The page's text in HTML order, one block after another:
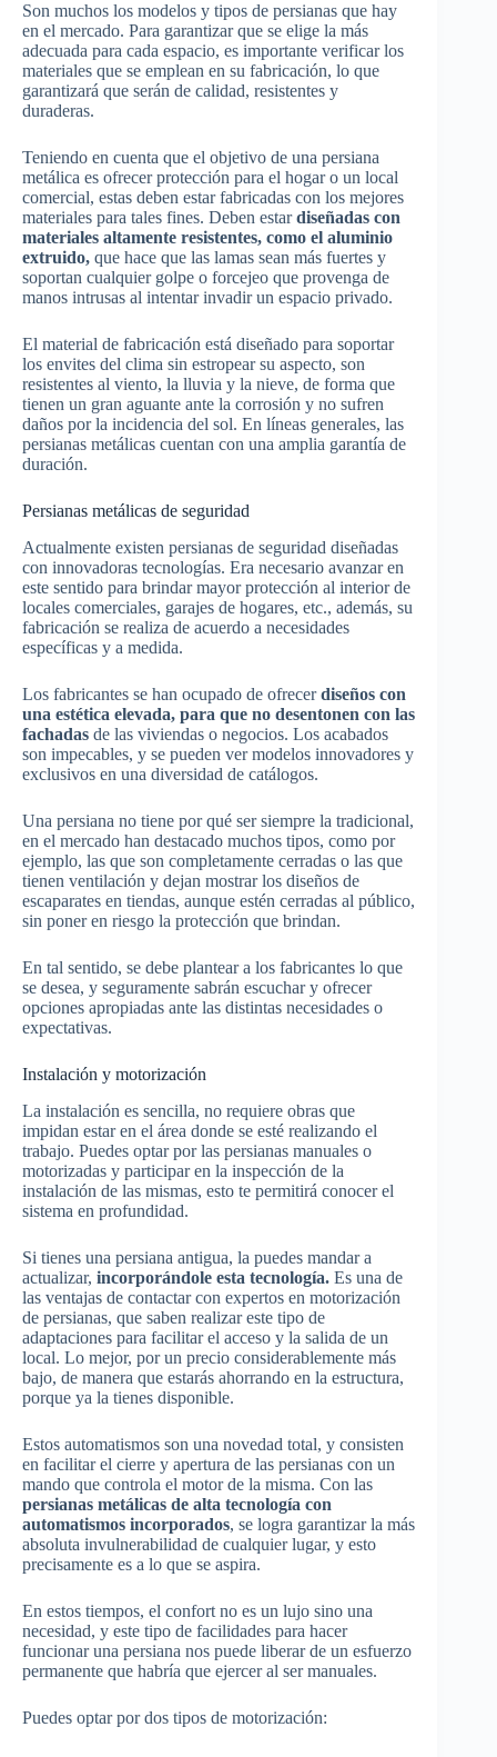
Son muchos los modelos y tipos de persianas que hay
en el mercado. Para garantizar que se elige la más
adecuada para cada espacio, es importante verificar los
materiales que se emplean en su fabricación, lo que
garantizará que serán de calidad, resistentes y
duraderas.
Teniendo en cuenta que el objetivo de una persiana
metálica es ofrecer protección para el hogar o un local
comercial, estas deben estar fabricadas con los mejores
materiales para tales fines. Deben estardiseñadas con
materiales altamente resistentes, como el aluminio
extruido, que hace que las lamas sean más fuertes y
soportan cualquier golpe o forcejeo que provenga de
manos intrusas al intentar invadir un espacio privado.
El material de fabricación está diseñado para soportar
los envites del clima sin estropear su aspecto, son
resistentes al viento, la lluvia y la nieve, de forma que
tienen un gran aguante ante la corrosión y no sufren
daños por la incidencia del sol. En líneas generales, las
persianas metálicas cuentan con una amplia garantía de
duración.
Persianas metálicas de seguridad
Actualmente existen persianas de seguridad diseñadas
con innovadoras tecnologías. Era necesario avanzar en
este sentido para brindar mayor protección al interior de
locales comerciales, garajes de hogares, etc., además, su
fabricación se realiza de acuerdo a necesidades
específicas y a medida.
Los fabricantes se han ocupado de ofrecerdiseños con
una estética elevada, para que no desentonen con las
fachadas de las viviendas o negocios. Los acabados
son impecables, y se pueden ver modelos innovadores y
exclusivos en una diversidad de catálogos.
Una persiana no tiene por qué ser siempre la tradicional,
en el mercado han destacado muchos tipos, como por
ejemplo, las que son completamente cerradas o las que
tienen ventilación y dejan mostrar los diseños de
escaparates en tiendas, aunque estén cerradas al público,
sin poner en riesgo la protección que brindan.
En tal sentido, se debe plantear a los fabricantes lo que
se desea, y seguramente sabrán escuchar y ofrecer
opciones apropiadas ante las distintas necesidades o
expectativas.
Instalación y motorización
La instalación es sencilla, no requiere obras que
impidan estar en el área donde se esté realizando el
trabajo. Puedes optar por las persianas manuales o
motorizadas y participar en la inspección de la
instalación de las mismas, esto te permitirá conocer el
sistema en profundidad.
Si tienes una persiana antigua, la puedes mandar a
actualizar, incorporándole esta tecnología. Es una de
las ventajas de contactar con expertos en motorización
de persianas, que saben realizar este tipo de
adaptaciones para facilitar el acceso y la salida de un
local. Lo mejor, por un precio considerablemente más
bajo, de manera que estarás ahorrando en la estructura,
porque ya la tienes disponible.
Estos automatismos son una novedad total, y consisten
en facilitar el cierre y apertura de las persianas con un
mando que controla el motor de la misma. Con las
persianas metálicas de alta tecnología con
automatismos incorporados, se logra garantizar la más
absoluta invulnerabilidad de cualquier lugar, y esto
precisamente es a lo que se aspira.
En estos tiempos, el confort no es un lujo sino una
necesidad, y este tipo de facilidades para hacer
funcionar una persiana nos puede liberar de un esfuerzo
permanente que habría que ejercer al ser manuales.
Puedes optar por dos tipos de motorización: